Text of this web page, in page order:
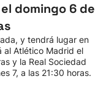
domingo 6 de
y tendrá lugar en
al Atlético Madrid el
y la Real Sociedad
7, a las 21:30 horas.